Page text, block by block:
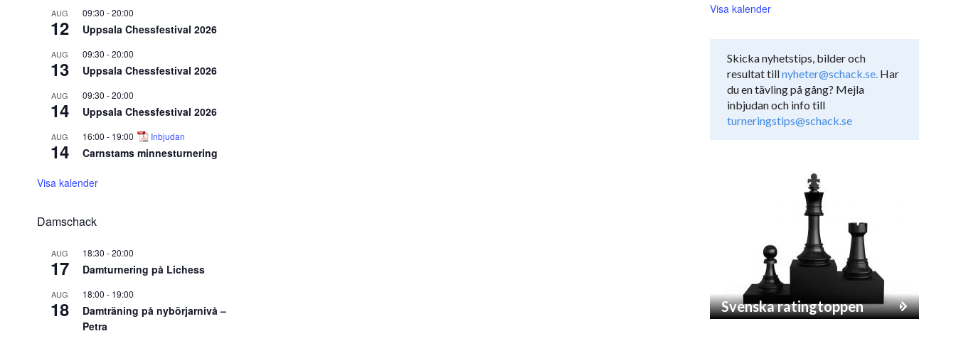
AUG
12
09:30 -20:00
Uppsala Chessfestival 2026
AUG
13
09:30 -20:00
Uppsala Chessfestival 2026
AUG
14
09:30 -20:00
Uppsala Chessfestival 2026
AUG
14
16:00 - 19:00 Inbjudan
Carnstams minnesturnering
Visa kalender
Damschack
AUG
17
18:30 -20:00
Damturnering på Lichess
AUG
18
18:00 - 19:00
Damträning på nybörjarnivå –
Petra
Visa kalender
Skicka nyhetstips, bilder och
resultat tillnyheter@schack.se. Har
du en tävling på gång? Mejla
inbjudan och info till
turneringstips@schack.se
Svenska ratingtoppen